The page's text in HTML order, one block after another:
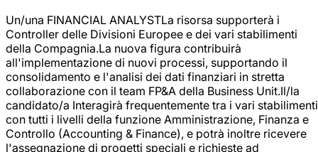
Un/una FINANCIAL ANALYSTLa risorsa supporterà i
Controller delle Divisioni Europee e dei vari stabilimenti
della Compagnia.La nuova figura contribuirà
all'implementazione di nuovi processi, supportando il
consolidamento e l'analisi dei dati finanziari in stretta
collaborazione con il team FP&A della Business Unit.Il/la
candidato/a Interagirà frequentemente tra i vari stabilimenti
con tutti i livelli della funzione Amministrazione, Finanza e
Controllo (Accounting & Finance), e potrà inoltre ricevere
l'assegnazione di progetti speciali e richieste ad